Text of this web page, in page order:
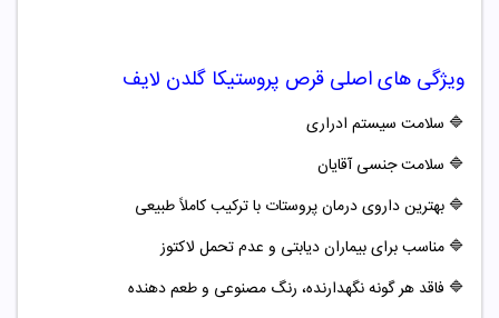
ویژگی های اصلی قرص پروستیکا گلدن لایف
🔷 سلامت سیستم ادراری
🔷 سلامت جنسی آقایان
🔷 بهترین داروی درمان پروستات با ترکیب کاملاً طبیعی
🔷 مناسب برای بیماران دیابتی و عدم تحمل لاکتوز
🔷 فاقد هر گونه نگهدارنده، رنگ مصنوعی و طعم دهنده